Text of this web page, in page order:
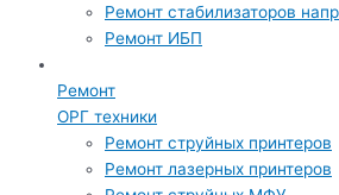
Ремонт стабилизаторов
Ремонт ИБП
Ремонт
ОРГ техники
Ремонт струйных принтеров
Ремонт лазерных принтеров